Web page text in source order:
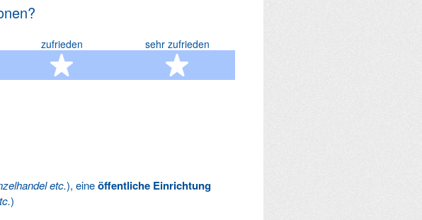
zufrieden
4 Sterne
sehr zufrieden
5 Sterne
etc.), eineöffentliche Einrichtung
)